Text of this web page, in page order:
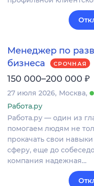
Менеджер по
бизнеса
СРОЧНАЯ
150 000–200 000 ₽
27 июля 2026 Москва
Работа.ру
Работа.ру — один из
помогаем людям не
прокачать свои
сферу, еще до
компания надежная…